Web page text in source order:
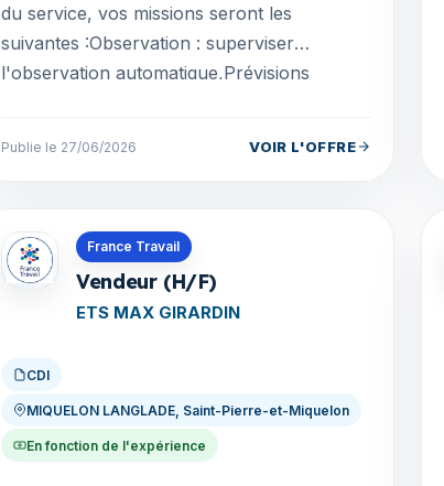
du service, vos missions seront les
suivantes :Observation : superviser
l'observation automatique,Prévisions
Publie le 27/06/2026 VOIR L'OFFRE
France Travail
Vendeur (H/F)
ETS MAX GIRARDIN
CDI
MIQUELON LANGLADE, Saint-Pierre-et-Miquelon
En fonction de l'expérience
Offres en Saint-Pierre-et-Miquelon